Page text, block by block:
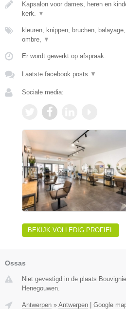
Kapsalon voor dames, heren en
kerk. ▼
kleuren, knippen, bruchen,
ombre, ▼
Er wordt gewerkt op afspraak.
Laatste facebook posts ▼
Sociale media:
BEKIJK VOLLEDIG PROFIEL
Ossas
Niet gevestigd in de plaats
Henegouwen.
Antwerpen » Antwerpen | Google